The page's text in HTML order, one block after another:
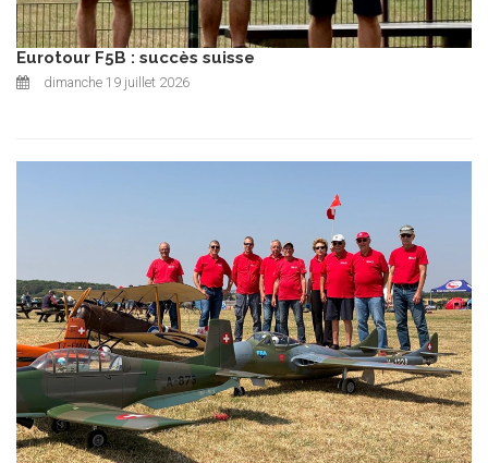
Eurotour F5B : succès suisse
dimanche 19 juillet 2026